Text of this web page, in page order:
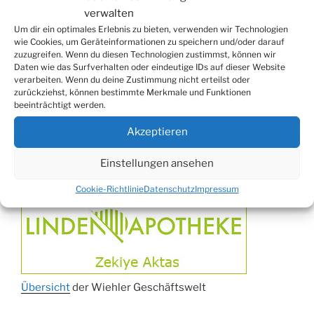
verwalten
Um dir ein optimales Erlebnis zu bieten, verwenden wir Technologien
wie Cookies, um Geräteinformationen zu speichern und/oder darauf
zuzugreifen. Wenn du diesen Technologien zustimmst, können wir
Daten wie das Surfverhalten oder eindeutige IDs auf dieser Website
verarbeiten. Wenn du deine Zustimmung nicht erteilst oder
zurückziehst, können bestimmte Merkmale und Funktionen
beeinträchtigt werden.
Akzeptieren
Einstellungen ansehen
Cookie-RichtlinieDatenschutzImpressum
Herbstprogramm im Burghaus
26.09.
Herbstbasar
17.10.
80er/90er–Party
31.10.
Erzquell Brauerei: Halloween Party
07.11.
Katharinenball in der Aula
08.11.
St. Martin in Oberbantenberg
St. Martin in Weiershagen
St. Martin in Bielstein
„DÜX“ im Burghaus
14.11.
Proklamation der Tollitäten
15.11.
Konzert Bielsteiner Männerchor
Volkstrauertag am Ehrenmal
27.11.
Anknipsfest an der Oberbantenberger
Kirche
Übersichtder Wiehler Geschäftswelt